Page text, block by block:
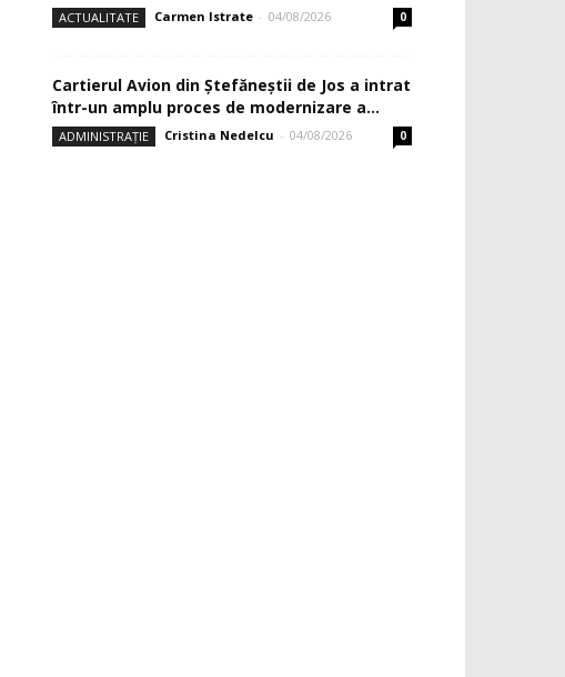
ACTUALITATE Carmen Istrate - 04/08/2026 0
Cartierul Avion din Ştefăneştii de Jos a intrat
într-un amplu proces de modernizare a...
ADMINISTRAȚIE Cristina Nedelcu - 04/08/2026 0